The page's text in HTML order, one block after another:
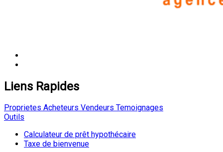
Liens Rapides
Proprietes Acheteurs Vendeurs Temoignages
Outils
Calculateur de prêt hypothécaire
Taxe de bienvenue